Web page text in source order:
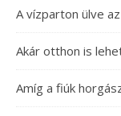
A vízparton ülve
Akár otthon is
Amíg a fiúk